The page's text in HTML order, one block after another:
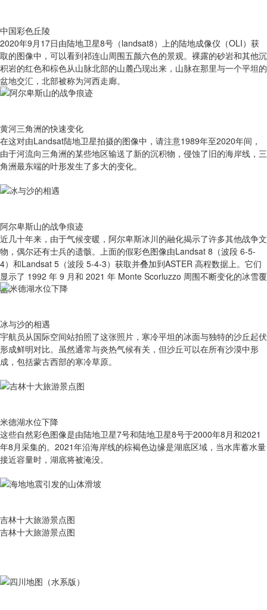
中国彩色丘陵
2020年9月17日由陆地卫星8号（landsat8）上的陆地成像仪（OLI）获
取的图像中，可以看到祁连山周围五颜六色的景观。裸露的砂岩和其他沉
积岩的红色和棕色从山脉北部的山麓凸现出来，山脉在那里与一个平坦的
盆地交汇，北部被称为河西走廊。
黄河三角洲的快速变化
在这对由Landsat陆地卫星拍摄的图像中，请注意1989年至2020年间，
由于河流向三角洲的某些地区输送了新的沉积物，侵蚀了旧的海岸线，三
角洲最东端的叶形发生了多大的变化。
阿尔卑斯山的战争痕迹
近几十年来，由于气候变暖，阿尔卑斯冰川的融化揭示了许多其他战争文
物，偶尔还有士兵的遗骸。上面的假彩色图像由Landsat 8（波段 6-5-
4）和Landsat 5（波段 5-4-3）获取并叠加到ASTER 高程数据上。它们
显示了 1992 年 9 月和 2021 年 Monte Scorluzzo 周围不断变化的冰雪覆
盖。
冰与沙的相遇
宇航员从国际空间站拍照了这张照片，寒冷平坦的冰面与独特的沙丘起伏
形成鲜明对比。虽然通常与炎热气候有关，但沙丘可以在所有沙漠中形
成，包括蒙古西部的寒冷草原。
米德湖水位下降
这些自然彩色图像是由陆地卫星7号和陆地卫星8号于2000年8月和2021
年8月采集的。2021年沿海岸线的棕褐色边缘是湖底区域，当水库蓄水量
接近容量时，湖底将被淹没。
吉林十大旅游景点图
吉林十大旅游景点图